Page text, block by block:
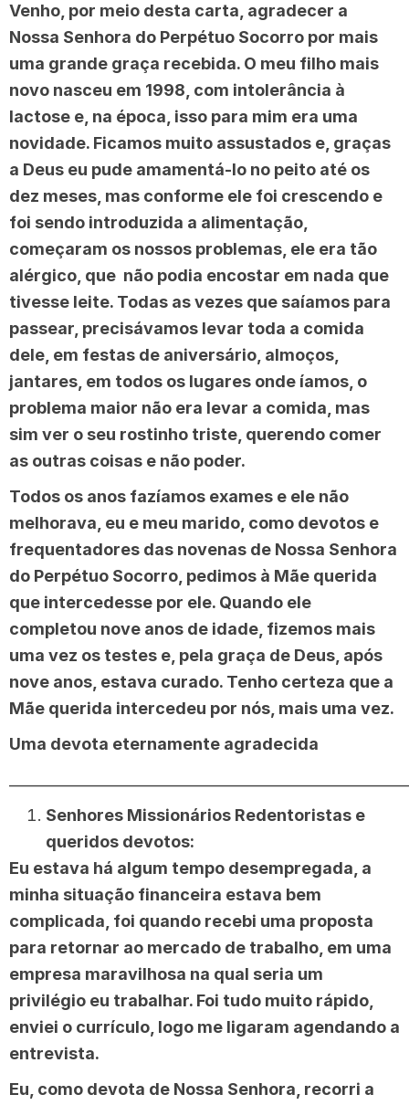
Venho, por meio desta carta, agradecer a
Nossa Senhora do Perpétuo Socorro por mais
uma grande graça recebida. O meu filho mais
novo nasceu em 1998, com intolerância à
lactose e, na época, isso para mim era uma
novidade. Ficamos muito assustados e, graças
a Deus eu pude amamentá-lo no peito até os
dez meses, mas conforme ele foi crescendo e
foi sendo introduzida a alimentação,
começaram os nossos problemas, ele era tão
alérgico, que não podia encostar em nada que
tivesse leite. Todas as vezes que saíamos para
passear, precisávamos levar toda a comida
dele, em festas de aniversário, almoços,
jantares, em todos os lugares onde íamos, o
problema maior não era levar a comida, mas
sim ver o seu rostinho triste, querendo comer
as outras coisas e não poder.
Todos os anos fazíamos exames e ele não
melhorava, eu e meu marido, como devotos e
frequentadores das novenas de Nossa Senhora
do Perpétuo Socorro, pedimos à Mãe querida
que intercedesse por ele. Quando ele
completou nove anos de idade, fizemos mais
uma vez os testes e, pela graça de Deus, após
nove anos, estava curado. Tenho certeza que a
Mãe querida intercedeu por nós, mais uma vez.
Uma devota eternamente agradecida
Senhores Missionários Redentoristas e
queridos devotos:
Eu estava há algum tempo desempregada, a
minha situação financeira estava bem
complicada, foi quando recebi uma proposta
para retornar ao mercado de trabalho, em uma
empresa maravilhosa na qual seria um
privilégio eu trabalhar. Foi tudo muito rápido,
enviei o currículo, logo me ligaram agendando a
entrevista.
Eu, como devota de Nossa Senhora, recorri a